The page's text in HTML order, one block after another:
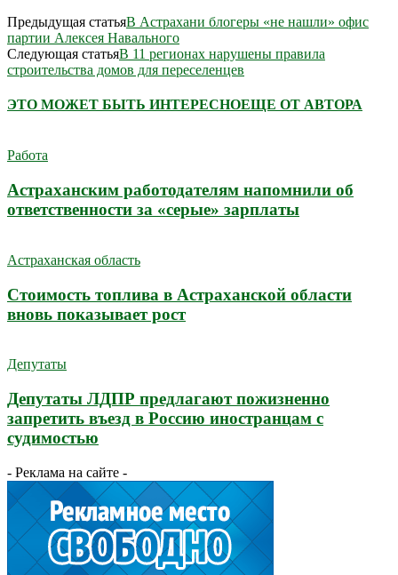
Предыдущая статьяВ Астрахани блогеры «не нашли» офис
партии Алексея Навального
Следующая статьяВ 11 регионах нарушены правила
строительства домов для переселенцев
ЭТО МОЖЕТ БЫТЬ ИНТЕРЕСНОЕЩЕ ОТ АВТОРА
Работа
Астраханским работодателям напомнили об
ответственности за «серые» зарплаты
Астраханская область
Стоимость топлива в Астраханской области
вновь показывает рост
Депутаты
Депутаты ЛДПР предлагают пожизненно
запретить въезд в Россию иностранцам с
судимостью
- Реклама на сайте -